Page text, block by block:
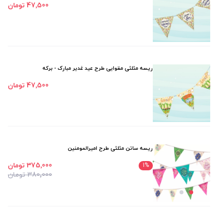
47٬500 تومان
ریسه مثلثی مقوایی طرح عید غدیر مبارک - برکه
47٬500 تومان
ریسه ساتن مثلثی طرح امیرالمومنین
1%
380٬000 تومان
375٬000 تومان